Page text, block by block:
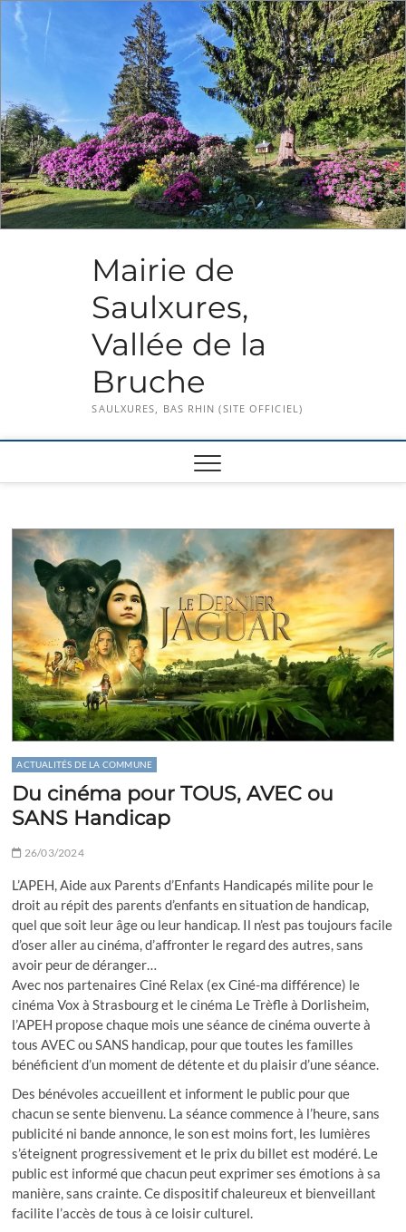
Skip
Mairie de
Saulxures,
Vallée de la
Bruche
SAULXURES, BAS RHIN (SITE OFFICIEL)
ACTUALITÉS DE LA COMMUNE
Du cinéma pour TOUS, AVEC ou
SANS Handicap
26/03/2024
L’APEH, Aide aux Parents d’Enfants Handicapés milite pour le
droit au répit des parents d’enfants en situation de handicap,
quel que soit leur âge ou leur handicap. Il n’est pas toujours facile
d’oser aller au cinéma, d’affronter le regard des autres, sans
avoir peur de déranger…
Avec nos partenaires Ciné Relax (ex Ciné-ma différence) le
cinéma Vox à Strasbourg et le cinéma Le Trèfle à Dorlisheim,
l’APEH propose chaque mois une séance de cinéma ouverte à
tous AVEC ou SANS handicap, pour que toutes les familles
bénéficient d’un moment de détente et du plaisir d’une séance.
Des bénévoles accueillent et informent le public pour que
chacun se sente bienvenu. La séance commence à l’heure, sans
publicité ni bande annonce, le son est moins fort, les lumières
s’éteignent progressivement et le prix du billet est modéré. Le
public est informé que chacun peut exprimer ses émotions à sa
manière, sans crainte. Ce dispositif chaleureux et bienveillant
facilite l’accès de tous à ce loisir culturel.